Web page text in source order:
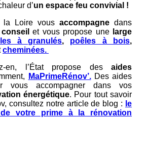
d’un espace feu convivial !
la Loire vous accompagne dans
conseil et vous propose une large
à granulés, poêles à bois,
cheminées.
en, l’État propose des aides
MaPrimeRénov’.Des aides
vous accompagner dans vos
énergétique. Pour tout savoir
consultez notre article de blog : le
de votre prime à la rénovation